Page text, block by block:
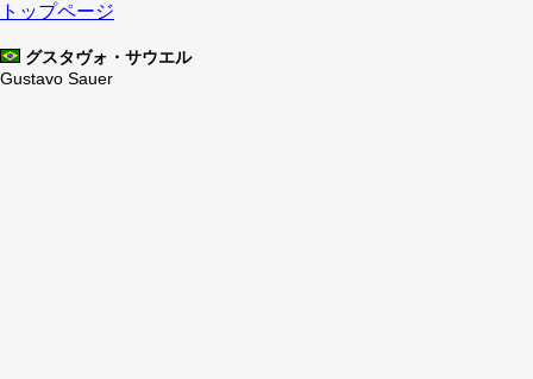
トップページ
グスタヴォ・サウエル
Gustavo Sauer